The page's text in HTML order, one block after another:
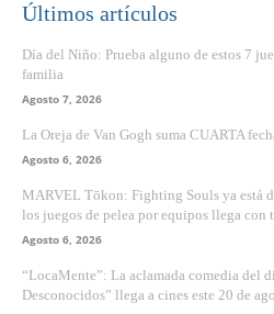
Últimos artículos
Día del Niño: Prueba alguno de estos 7
familia
Agosto 7, 2026
La Oreja de Van Gogh suma CUARTA
Agosto 6, 2026
MARVEL Tōkon: Fighting Souls ya está
los juegos de pelea por equipos llega con
Agosto 6, 2026
“LocaMente”: La aclamada comedia del
Desconocidos” llega a cines este 20 de